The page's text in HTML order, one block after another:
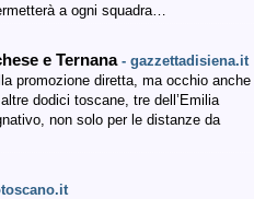
a ogni squadra…
e Ternana- gazzettadisiena.it
promozione diretta, ma occhio anche
dodici toscane, tre dell’Emilia
non solo per le distanze da